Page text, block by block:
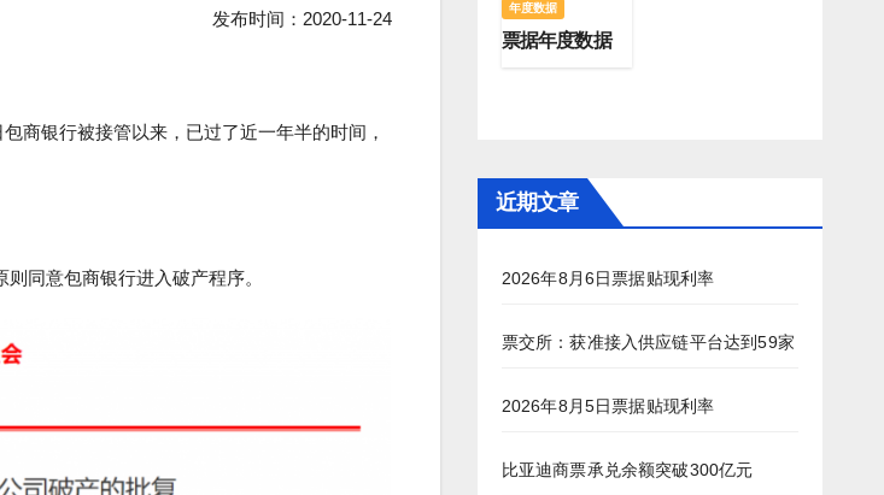
发布时间：2020-11-24
商银行被接管以来，已过了近一年半的时间，
同意包商银行进入破产程序。
年度数据
票据年度数据
近期文章
2026年8月6日票据贴现利率
票交所：获准接入供应链平台达到59家
2026年8月5日票据贴现利率
比亚迪商票承兑余额突破300亿元